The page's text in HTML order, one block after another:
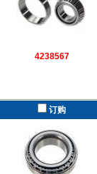
4238567
订购